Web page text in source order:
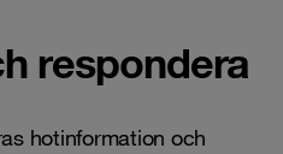
respondera
hotinformation och